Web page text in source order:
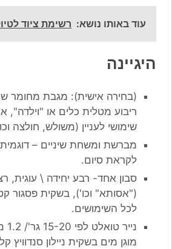
עוד באותו נושא: רשימת ציוד
היגיינה
(בחירה אישית): מגבת מחומר
ריבוע מטלית כלים או "וילדה",
שימושי לעניין (משולש, חולצה
מברשת ומשחת שיניים –
לקראת סיום.
סבון אחד- רבע יחידה \ עוגית,
("אסותא" וכו'), בשקית פסגור
לכל השימושים.
מוגן מים בשקית ניילון סנדוויץ